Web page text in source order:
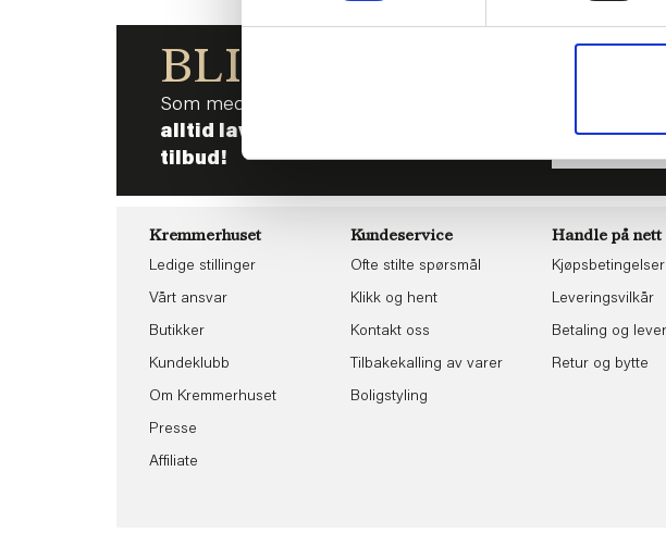
BLI MED!
Som medlem i kundeklubben vår får du
alltid laveste pris
tilbud!
Kremmerhuset
Ledige stillinger
Vårt ansvar
Butikker
Kundeklubb
Om Kremmerhuset
Presse
Affiliate
Kundeservice
Ofte stilte spørsmål
Klikk og hent
Kontakt oss
Tilbakekalling av varer
Boligstyling
Handle på nett
Kjøpsbetingelser
Leveringsvilkår
Betaling og
Retur og bytte